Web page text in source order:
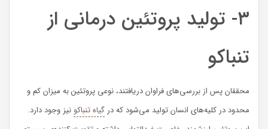
۳- تولید پروتئین درمانی از
تنباکو
محققان پس از بررسی‌های فراوان دریافتند، نوعی پروتئین به میزان کم و
محدود در کلیه‌های انسان تولید می‌شود که درگیاه تنباکو نیز وجود دارد.